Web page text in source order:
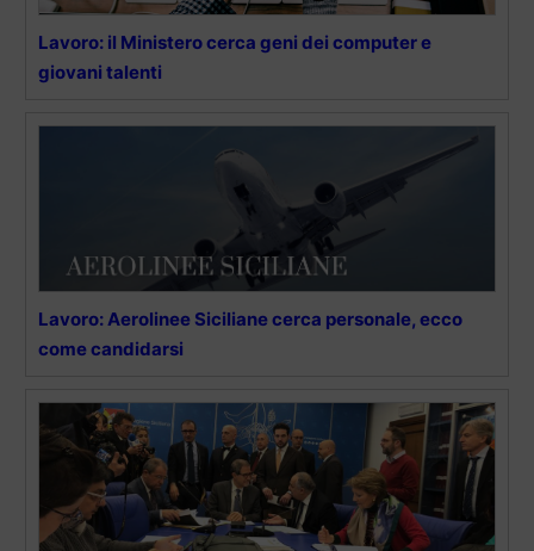
Lavoro: il Ministero cerca geni dei computer e
giovani talenti
Lavoro: Aerolinee Siciliane cerca personale, ecco
come candidarsi